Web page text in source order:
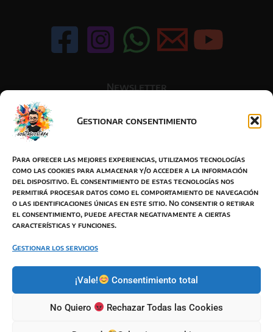
Gestionar consentimiento
Para ofrecer las mejores experiencias, utilizamos tecnologías
como las cookies para almacenar y/o acceder a la información
del dispositivo. El consentimiento de estas tecnologías nos
permitirá procesar datos como el comportamiento de navegación
o las identificaciones únicas en este sitio. No consentir o retirar
el consentimiento, puede afectar negativamente a ciertas
características y funciones.
Gestionar los servicios
¡Vale! Consentimiento total
No Quiero Rechazar Todas las Cookies
Newsletter
BOTON DESISTIMIENTO
Términos y Condiciones de Venta
Política de Privacidad
Política de Cookies
Política de envíos
Responsabilidad de imagen y autor